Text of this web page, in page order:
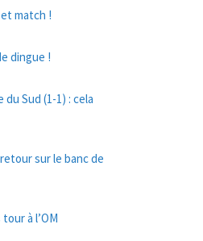
match !
dingue !
Sud (1-1) : cela
sur le banc de
à l’OM